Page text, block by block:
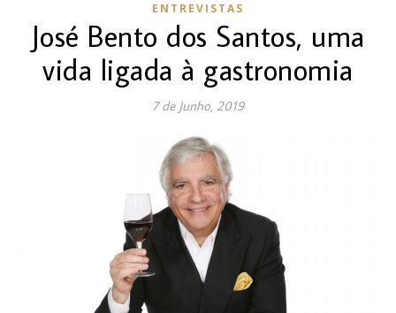
ENTREVISTAS
José Bento dos Santos, uma
vida ligada à gastronomia
7 de Junho, 2019